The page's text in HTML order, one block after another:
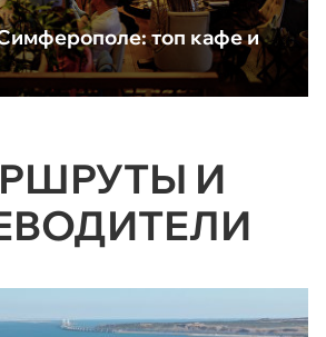
топ кафе и
И